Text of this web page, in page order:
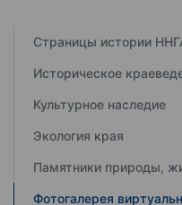
Страницы истории
Историческое
Культурное наследие
Экология края
Памятники природы,
Фотогалерея